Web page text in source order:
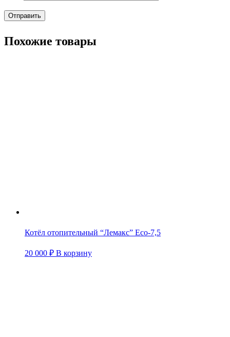
Похожие товары
Котёл отопительный “Лемакс” Eco-7,5
20 000 ₽ В корзину